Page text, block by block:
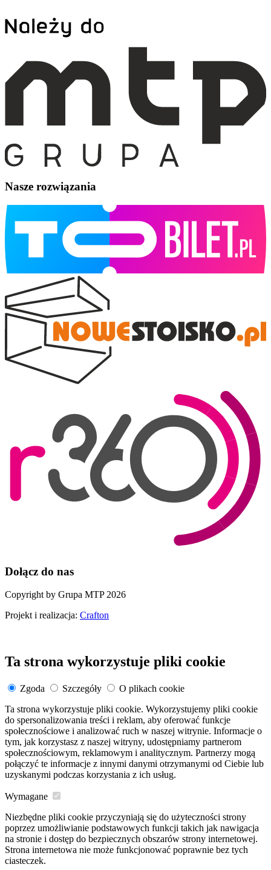
Nasze rozwiązania
Dołącz do nas
Copyright by Grupa MTP 2026
Projekt i realizacja: Crafton
Ta strona wykorzystuje pliki cookie
Zgoda Szczegóły
O plikach cookie
Ta strona wykorzystuje pliki cookie. Wykorzystujemy pliki cookie
do spersonalizowania treści i reklam, aby oferować funkcje
społecznościowe i analizować ruch w naszej witrynie. Informacje o
tym, jak korzystasz z naszej witryny, udostępniamy partnerom
społecznościowym, reklamowym i analitycznym. Partnerzy mogą
połączyć te informacje z innymi danymi otrzymanymi od Ciebie lub
uzyskanymi podczas korzystania z ich usług.
Wymagane
Niezbędne pliki cookie przyczyniają się do użyteczności strony
poprzez umożliwianie podstawowych funkcji takich jak nawigacja
na stronie i dostęp do bezpiecznych obszarów strony internetowej.
Strona internetowa nie może funkcjonować poprawnie bez tych
ciasteczek.